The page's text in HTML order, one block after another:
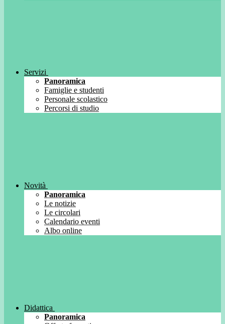
Servizi
Panoramica
Famiglie e studenti
Personale scolastico
Percorsi di studio
Novità
Panoramica
Le notizie
Le circolari
Calendario eventi
Albo online
Didattica
Panoramica